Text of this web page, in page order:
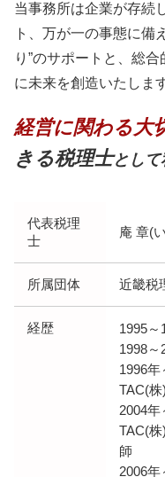
当事務所は企業が存続
ト、万が一の事態に備
り”のサポートと、総
に未来を創造いたしま
経営に関わる大
きる税理士として
代表税理
士
庵 章(
所属団体 近畿税
経歴
1995
1998
1996
TAC(
2004
TAC(
師
2006